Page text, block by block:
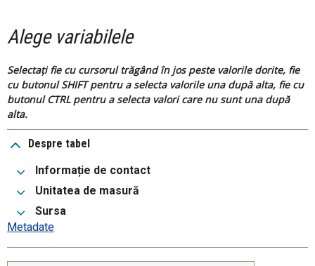
Alege variabilele
Selectați fie cu cursorul trăgând în jos peste valorile dorite, fie
cu butonul SHIFT pentru a selecta valorile una după alta, fie cu
butonul CTRL pentru a selecta valori care nu sunt una după
alta.
Despre tabel
Informație de contact
Unitatea de masură
Sursa
Metadate